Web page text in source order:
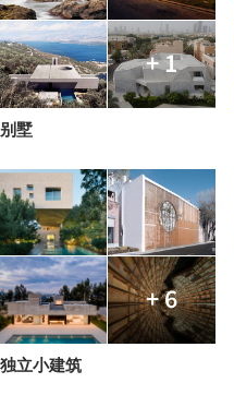
+ 1
别墅
+ 6
独立小建筑